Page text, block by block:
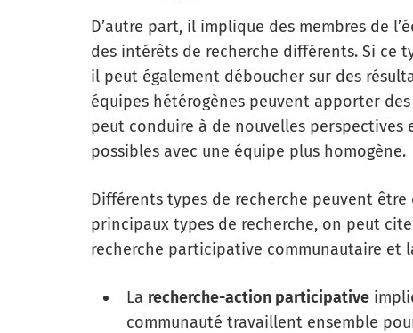
D’autre part, il implique des membres de
des intérêts de recherche différents. Si ce
il peut également déboucher sur des
équipes hétérogènes peuvent apporter
peut conduire à de nouvelles perspectives
possibles avec une équipe plus homogène.
Différents types de recherche peuvent
principaux types de recherche, on peut
recherche participative communautaire et
La recherche-action participative
communauté travaillent ensemble